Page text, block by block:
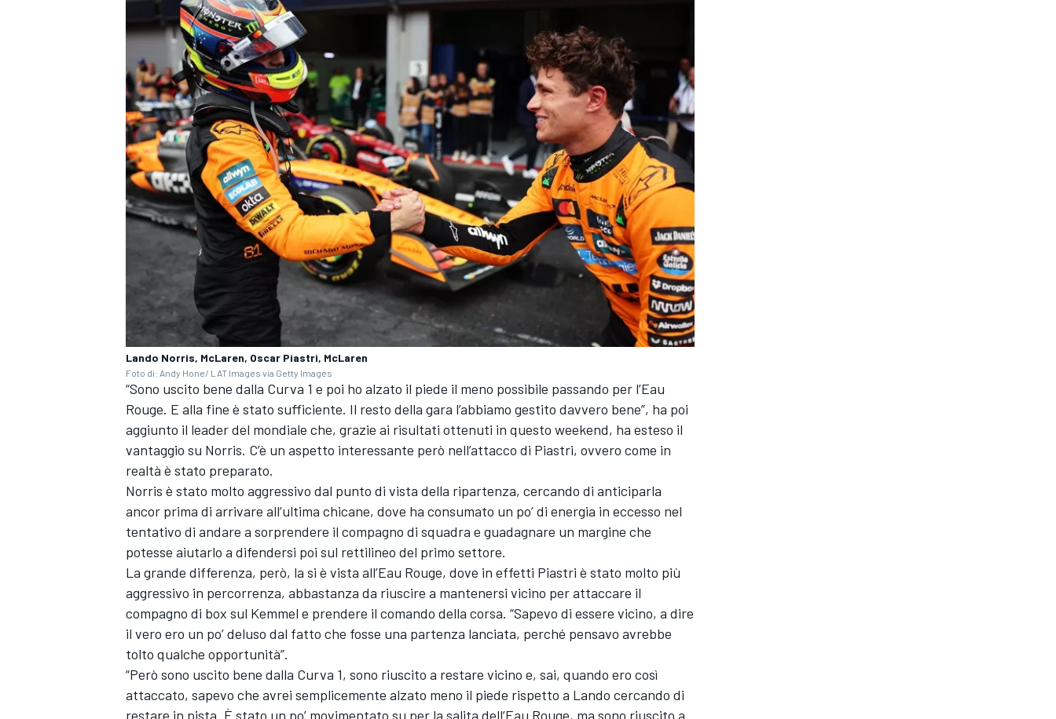
ENDURANCE/GT
Lando Norris, McLaren, Oscar Piastri, McLaren
Foto di: Andy Hone/ LAT Images via Getty Images
“Sono uscito bene dalla Curva 1 e poi ho alzato il piede il meno possibile passando per l’Eau
Rouge. E alla fine è stato sufficiente. Il resto della gara l’abbiamo gestito davvero bene”, ha poi
aggiunto il leader del mondiale che, grazie ai risultati ottenuti in questo weekend, ha esteso il
vantaggio su Norris. C’è un aspetto interessante però nell’attacco di Piastri, ovvero come in
realtà è stato preparato.
Norris è stato molto aggressivo dal punto di vista della ripartenza, cercando di anticiparla
ancor prima di arrivare all’ultima chicane, dove ha consumato un po’ di energia in eccesso nel
tentativo di andare a sorprendere il compagno di squadra e guadagnare un margine che
potesse aiutarlo a difendersi poi sul rettilineo del primo settore.
La grande differenza, però, la si è vista all’Eau Rouge, dove in effetti Piastri è stato molto più
aggressivo in percorrenza, abbastanza da riuscire a mantenersi vicino per attaccare il
compagno di box sul Kemmel e prendere il comando della corsa. “Sapevo di essere vicino, a dire
il vero ero un po’ deluso dal fatto che fosse una partenza lanciata, perché pensavo avrebbe
tolto qualche opportunità”.
“Però sono uscito bene dalla Curva 1, sono riuscito a restare vicino e, sai, quando ero così
attaccato, sapevo che avrei semplicemente alzato meno il piede rispetto a Lando cercando di
restare in pista. È stato un po’ movimentato su per la salita dell’Eau Rouge, ma sono riuscito a